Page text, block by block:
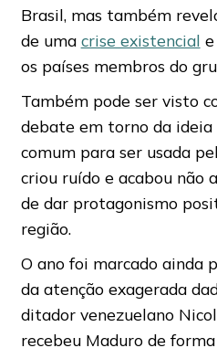
Brasil, mas também
de uma crise existencial
os países membros do
Também pode ser visto
debate em torno da ideia
comum para ser usada
criou ruído e acabou não
de dar protagonismo
região.
O ano foi marcado ainda
da atenção exagerada
ditador venezuelano
recebeu Maduro de